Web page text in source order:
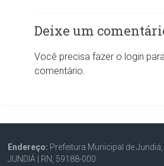
Deixe um
Você precisa fazer o login
comentário.
Endereço: Prefeitura Municipal de Jundiá,
JUNDIÁ | RN, 59188-000